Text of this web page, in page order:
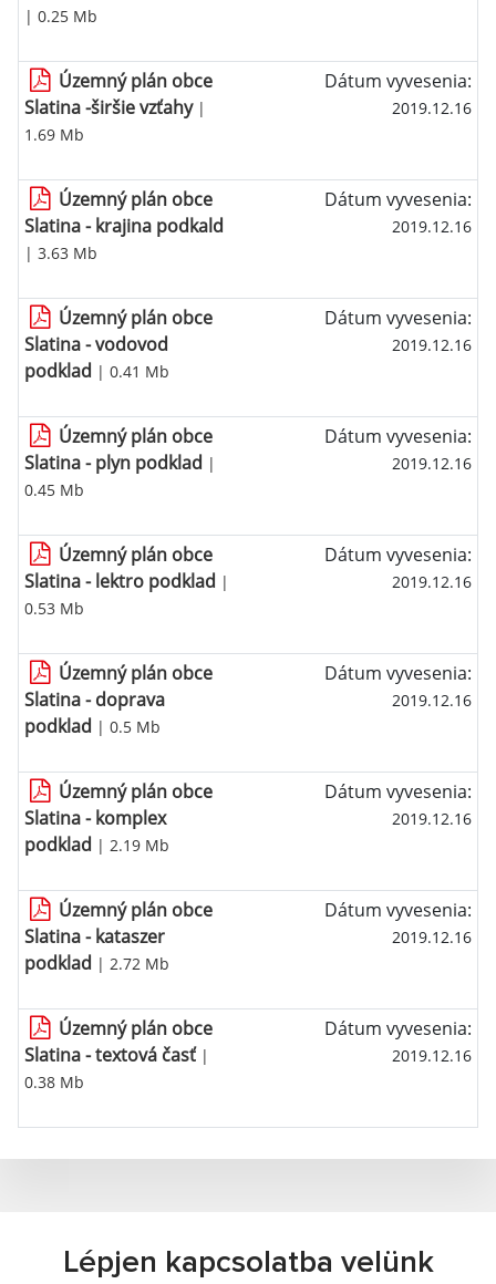
| 0.25 Mb
Územný plán obce
Slatina -širšie vzťahy|
1.69 Mb
Dátum vyvesenia:
2019.12.16
Územný plán obce
Slatina - krajina podkald
| 3.63 Mb
Dátum vyvesenia:
2019.12.16
Územný plán obce
Slatina - vodovod
podklad | 0.41 Mb
Dátum vyvesenia:
2019.12.16
Územný plán obce
Slatina - plyn podklad |
0.45 Mb
Dátum vyvesenia:
2019.12.16
Územný plán obce
Slatina - lektro podklad |
0.53 Mb
Dátum vyvesenia:
2019.12.16
Územný plán obce
Slatina - doprava
podklad | 0.5 Mb
Dátum vyvesenia:
2019.12.16
Územný plán obce
Slatina - komplex
podklad | 2.19 Mb
Dátum vyvesenia:
2019.12.16
Územný plán obce
Slatina - kataszer
podklad | 2.72 Mb
Dátum vyvesenia:
2019.12.16
Územný plán obce
Slatina - textová časť|
0.38 Mb
Dátum vyvesenia:
2019.12.16
Lépjen kapcsolatba velünk